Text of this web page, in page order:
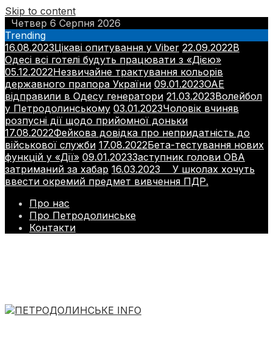
Skip to content
Четвер 6 Серпня 2026
Trending
16.08.2023Цікаві опитування у Viber 22.09.2022В
Одесі всі готелі будуть працювати з «Дією»
05.12.2022Незвичайне трактування кольорів
державного прапора України 09.01.2023ОАЕ
відправили в Одесу генератори 21.03.2023Волейбол
у Петродолинському 03.01.2023Чоловік вчиняв
розпусні дії щодо прийомної доньки
17.08.2022Фейкова довідка про непридатність до
військової служби 17.08.2022Бета-тестування нових
функцій у «Дії» 09.01.2023Заступник голови ОВА
затриманий за хабар 16.03.2023 У школах хочуть
ввести окремий предмет вивчення ПДР.
Про нас
Про Петродолинське
Контакти